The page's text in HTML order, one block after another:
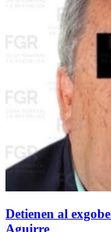
Detienen al
Aguirre